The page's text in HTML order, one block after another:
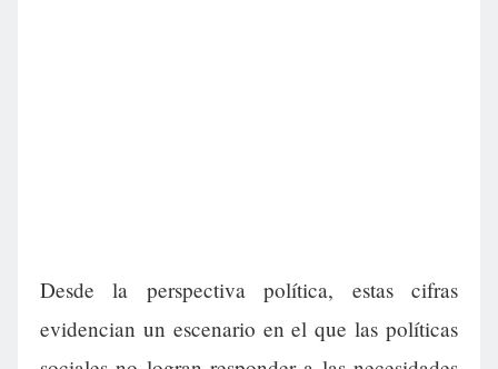
Desde la perspectiva política, estas cifras
evidencian un escenario en el que las políticas